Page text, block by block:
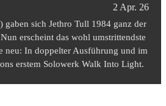
2 Apr. 26
gaben sich Jethro Tull 1984 ganz der
erscheint das wohl umstrittendste
neu: In doppelter Ausführung und im
erstem Solowerk Walk Into Light.